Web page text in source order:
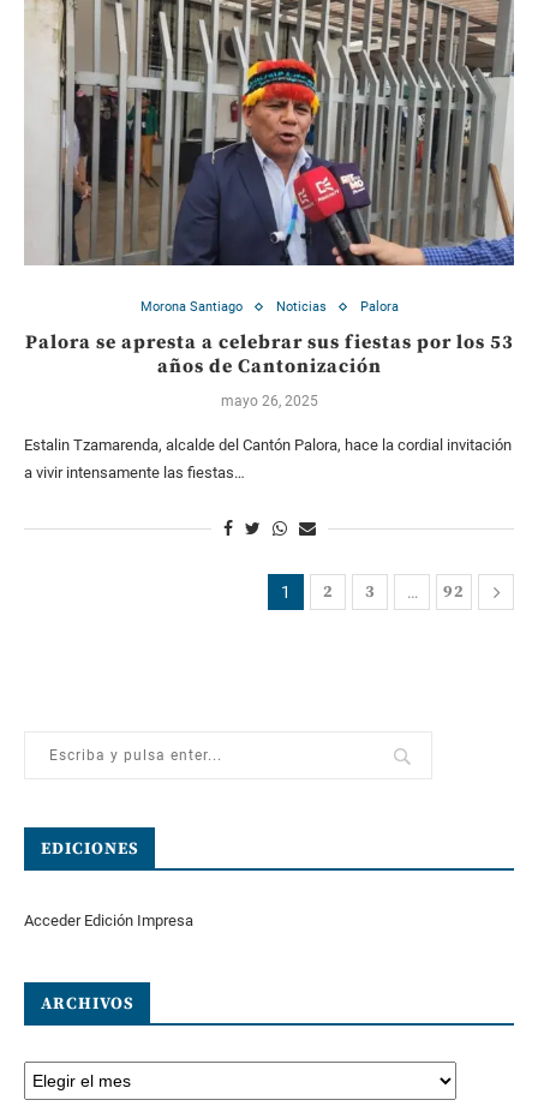
Morona Santiago Noticias Palora
Palora se apresta a celebrar sus fiestas por los 53
años de Cantonización
mayo 26, 2025
Estalin Tzamarenda, alcalde del Cantón Palora, hace la cordial invitación
a vivir intensamente las fiestas…
1 2 3 … 92
EDICIONES
Acceder Edición Impresa
ARCHIVOS